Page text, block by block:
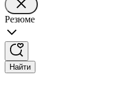
Резюме
Найти